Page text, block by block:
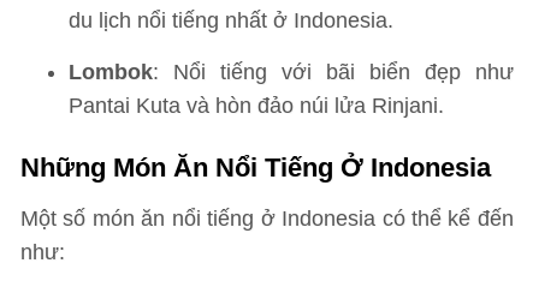
du lịch nổi tiếng nhất ở Indonesia.
Lombok: Nổi tiếng với bãi biển đẹp như
Pantai Kuta và hòn đảo núi lửa Rinjani.
Những Món Ăn Nổi Tiếng Ở Indonesia
Một số món ăn nổi tiếng ở Indonesia có thể kể đến
như: